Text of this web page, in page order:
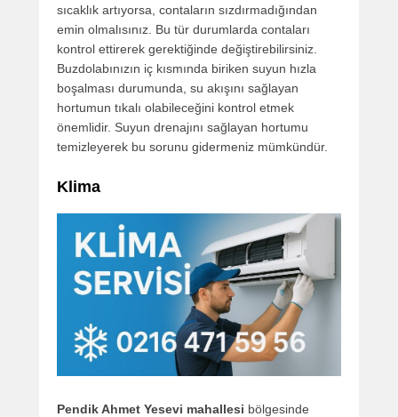
sıcaklık artıyorsa, contaların sızdırmadığından
emin olmalısınız. Bu tür durumlarda contaları
kontrol ettirerek gerektiğinde değiştirebilirsiniz.
Buzdolabınızın iç kısmında biriken suyun hızla
boşalması durumunda, su akışını sağlayan
hortumun tıkalı olabileceğini kontrol etmek
önemlidir. Suyun drenajını sağlayan hortumu
temizleyerek bu sorunu gidermeniz mümkündür.
Klima
Pendik Ahmet Yesevi mahallesi bölgesinde